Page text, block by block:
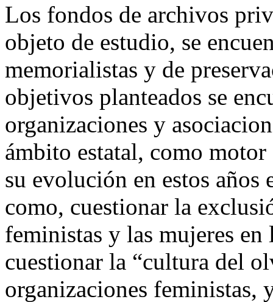
Los fondos de archivos
objeto de estudio, se
memorialistas y de
objetivos planteados se
organizaciones y
ámbito estatal, como
su evolución en estos
como, cuestionar la
feministas y las mujeres
cuestionar la “cultura del
organizaciones feministas,